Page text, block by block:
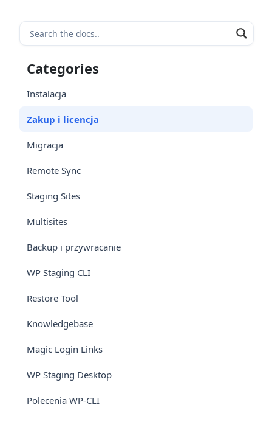
Categories
Instalacja
Zakup i licencja
Migracja
Remote Sync
Staging Sites
Multisites
Backup i przywracanie
WP Staging CLI
Restore Tool
Knowledgebase
Magic Login Links
WP Staging Desktop
Polecenia WP-CLI